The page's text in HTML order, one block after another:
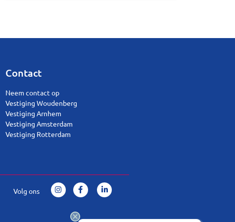
Contact
Neem contact op
Vestiging Woudenberg
Vestiging Arnhem
Vestiging Amsterdam
Vestiging Rotterdam
Volg ons